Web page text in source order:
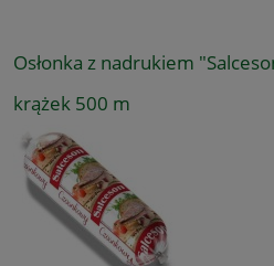
Osłonka z nadrukiem
krążek 500 m